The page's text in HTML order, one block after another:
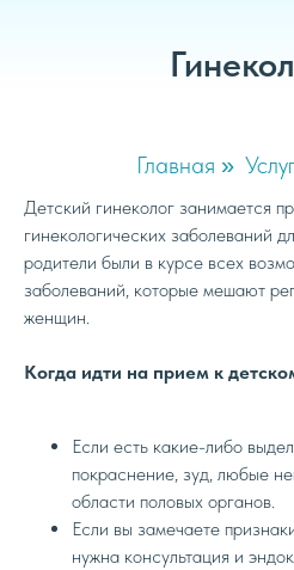
Главная »
Детский гинеколог занимается
гинекологических заболеваний
родители были в курсе всех
заболеваний, которые мешают
женщин.
Когда идти на прием к
Если есть какие-либо
покраснение, зуд, любые
области половых органов.
Если вы замечаете
нужна консультация и